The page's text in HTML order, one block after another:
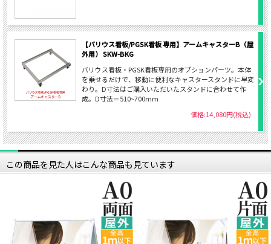
【バリウス看板/PGSK看板 専用】アームキャスターB（屋
外用） SKW-BKG
バリウス看板・PGSK看板専用のオプションパーツ。本体
を乗せるだけで、移動に便利なキャスタースタンドに早変
わり。D寸法はご購入いただいたスタンドに合わせて作
成。D寸法＝510~700mm
価格:14,080円(税込)
この商品を見た人はこんな商品も見ています